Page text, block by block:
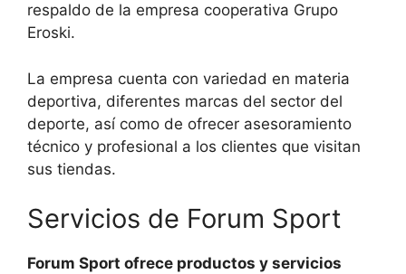
respaldo de la empresa cooperativa Grupo
Eroski.
La empresa cuenta con variedad en materia
deportiva, diferentes marcas del sector del
deporte, así como de ofrecer asesoramiento
técnico y profesional a los clientes que visitan
sus tiendas.
Servicios de Forum Sport
Forum Sport ofrece productos y servicios